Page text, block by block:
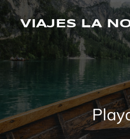
Saltar
contenidoVIAJES LA